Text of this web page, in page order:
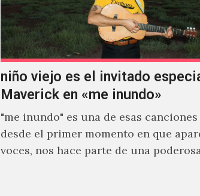
niño viejo es el invitado
Maverick en «me inundo»
"me inundo" es una de esas canciones
desde el primer momento en que
voces, nos hace parte de una